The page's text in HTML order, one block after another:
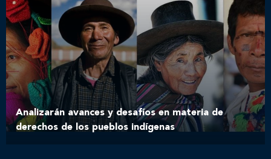
Analizarán avances y desafíos en materia de
derechos de los pueblos indígenas